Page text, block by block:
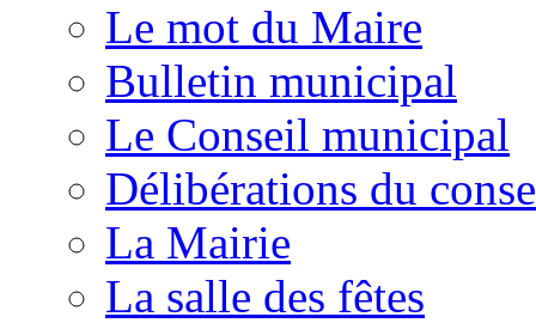
Le mot du Maire
Bulletin municipal
Le Conseil municipal
Délibérations du
La Mairie
La salle des fêtes